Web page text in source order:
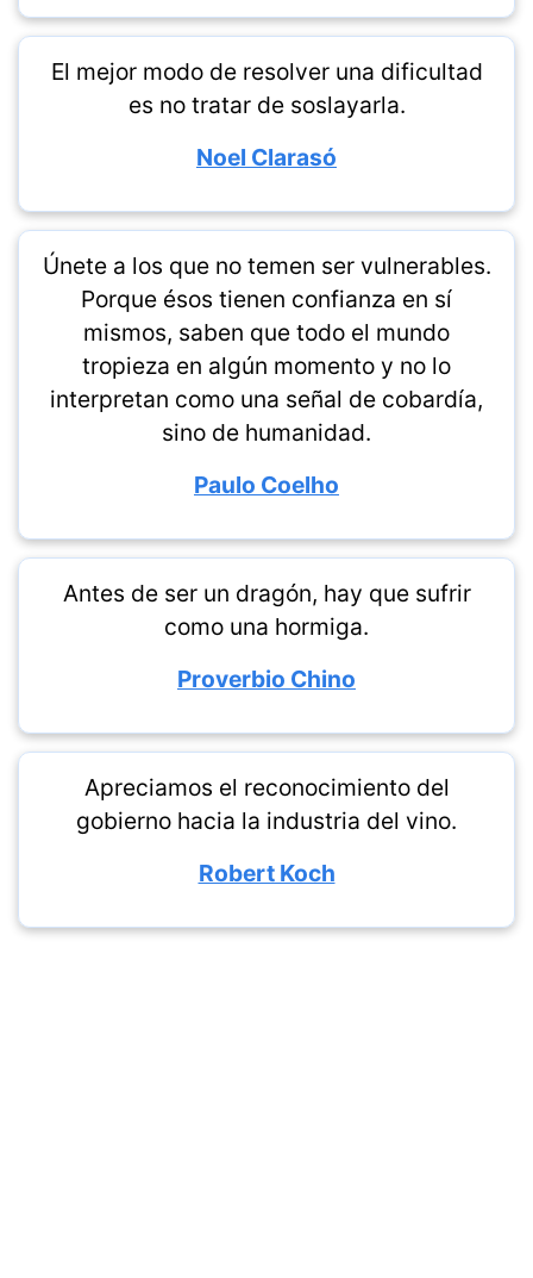
El mejor modo de resolver una dificultad
es no tratar de soslayarla.
Noel Clarasó
Únete a los que no temen ser vulnerables.
Porque ésos tienen confianza en sí
mismos, saben que todo el mundo
tropieza en algún momento y no lo
interpretan como una señal de cobardía,
sino de humanidad.
Paulo Coelho
Antes de ser un dragón, hay que sufrir
como una hormiga.
Proverbio Chino
Apreciamos el reconocimiento del
gobierno hacia la industria del vino.
Robert Koch